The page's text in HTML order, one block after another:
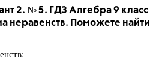
2. № 5. ГДЗ Алгебра 9 класс
неравенств. Поможете найти